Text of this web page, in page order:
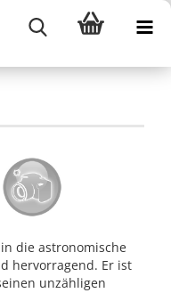
die astronomische
hervorragend. Er ist
unzähligen